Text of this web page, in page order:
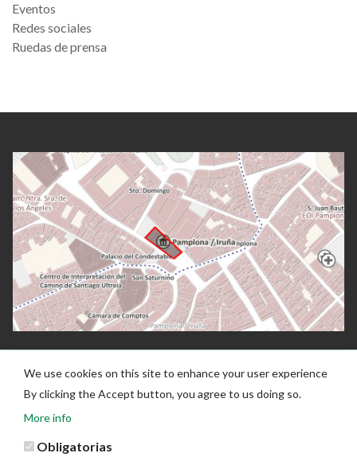
Eventos
Redes sociales
Ruedas de prensa
We use cookies on this site to enhance your user experience
By clicking the Accept button, you agree to us doing so.
More info
Obligatorias